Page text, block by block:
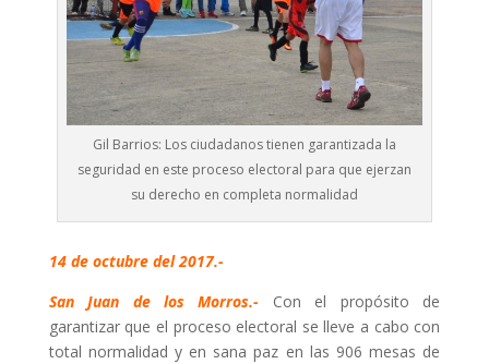
Gil Barrios: Los ciudadanos tienen garantizada la
seguridad en este proceso electoral para que ejerzan
su derecho en completa normalidad
14 de octubre del 2017.-
San Juan de los Morros.-
Con el propósito de
garantizar que el proceso electoral se lleve a cabo con
total normalidad y en sana paz en las 906 mesas de